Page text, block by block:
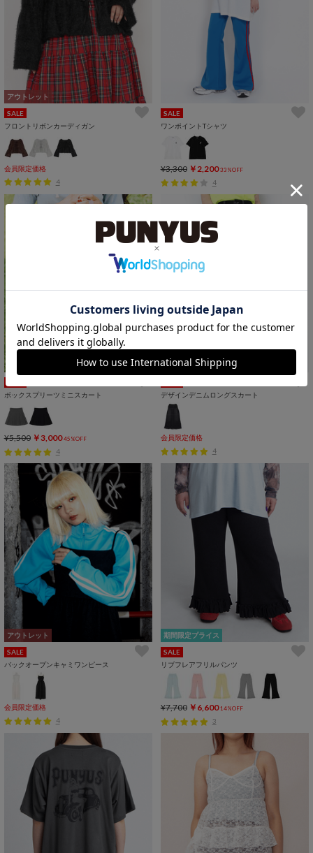
アウトレット
SALE
フロントリボンカーディガン
会員限定価格
4
SALE
ワンポイントTシャツ
¥3,300 ￥2,200 33%OFF
4
ボックスプリーツミニスカート
¥5,500 ￥3,000 45%OFF
4
アウトレット
デザインデニムロングスカート
会員限定価格
4
アウトレット
SALE
バックオープンキャミワンピース
会員限定価格
4
期間限定プライス
SALE
リブフレアフリルパンツ
¥7,700 ￥6,600 14%OFF
3